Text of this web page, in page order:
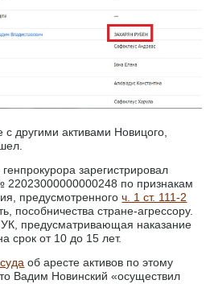
с другими активами Новицого,
зарегистрировал
22023000000000248 по признакам
предусмотренногоч. 1 ст. 111-2
пособничества стране-агрессору.
УК, предусматривающая наказание
срок от 10 до 15 лет.
об аресте активов по этому
Вадим Новинский «осуществил